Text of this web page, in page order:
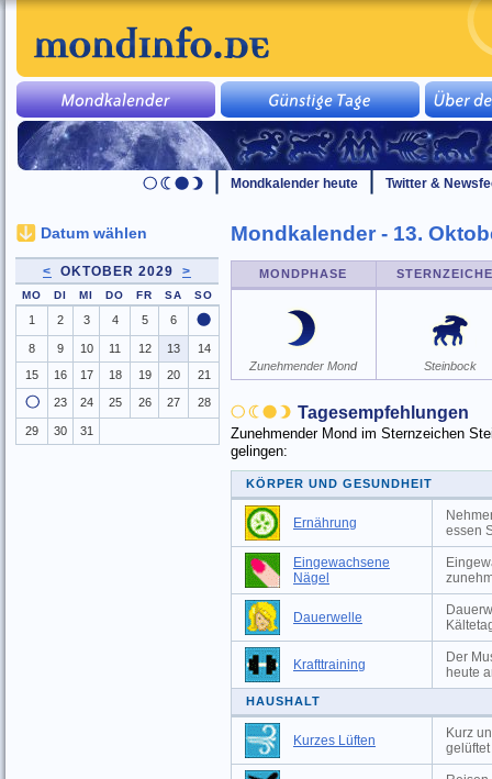
Mondkalender heute Twitter &
Mondkalender - 13.
MONDPHASE
Zunehmender Mond Steinbock
Tagesempfehlungen
Zunehmender Mond im Sternzeichen
gelingen:
KÖRPER UND GESUNDHEIT
Ernährung
essen
Eingewachsene
Nägel
Dauerwelle
Krafttraining
Der
heute
HAUSHALT
Kurzes Lüften
Kurz
Datum wählen
< OKTOBER 2029 >
MO DI MI DO FR SA SO
1 2 3 4 5 6
8 9 10 11 12 13
14
15
16 17 18 19 20 21
23 24 25 26 27 28
29 30 31